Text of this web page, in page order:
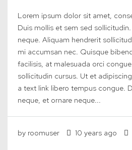
Lorem ipsum dolor sit amet,
Duis mollis et sem sed
neque. Aliquam hendrerit
mi accumsan nec. Quisque
facilisis, at malesuada orci
sollicitudin cursus. Ut et
a text link libero tempus congue.
neque, et ornare neque...
by roomuser 10 years ago